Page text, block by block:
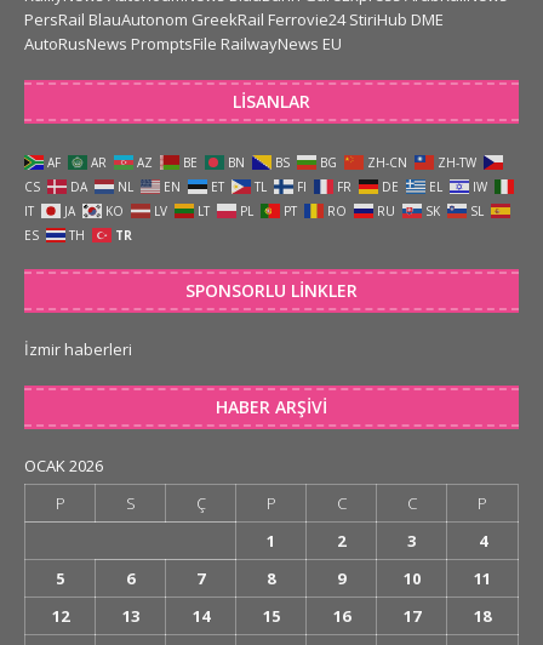
PersRail BlauAutonom GreekRail Ferrovie24 StiriHub DME
AutoRusNews PromptsFile RailwayNews EU
LISANLAR
AF AR AZ BE BN BS BG ZH-CN
ZH-TW
CS
DA NL EN ET TL FI FR DE EL
IW
IT
JA KO LV LT PL PT RO RU SK
SL
ES
TH TR
SPONSORLU LINKLER
İzmir haberleri
HABER ARŞIVI
OCAK 2026
P
S Ç P C C
P
1
2 3
4
5
6 7 8 9 10
11
12
13 14 15 16 17
18